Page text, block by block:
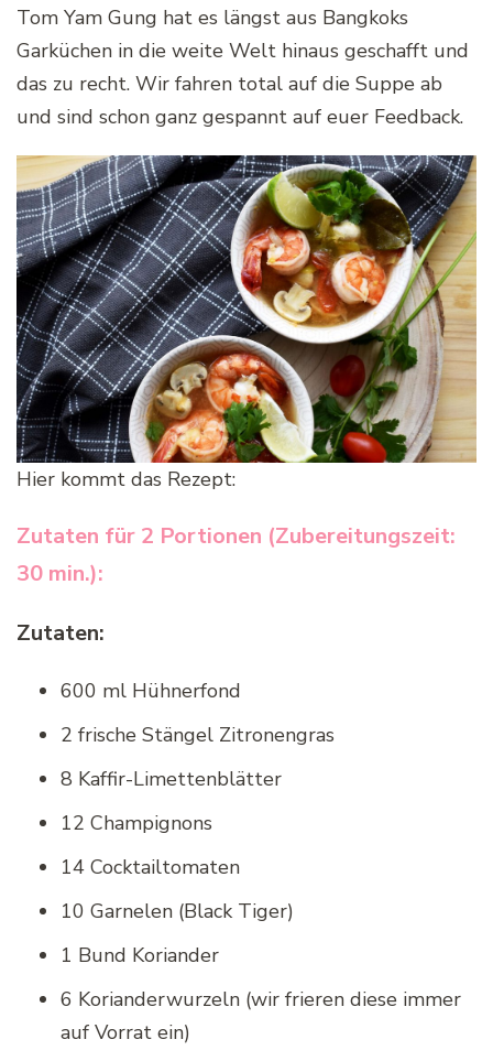
Tom Yam Gung hat es längst aus Bangkoks
Garküchen in die weite Welt hinaus geschafft und
das zu recht. Wir fahren total auf die Suppe ab
und sind schon ganz gespannt auf euer Feedback.
Hier kommt das Rezept:
Zutaten für 2 Portionen (Zubereitungszeit:
30 min.):
Zutaten:
600 ml Hühnerfond
2 frische Stängel Zitronengras
8 Kaffir-Limettenblätter
12 Champignons
14 Cocktailtomaten
10 Garnelen (Black Tiger)
1 Bund Koriander
6 Korianderwurzeln (wir frieren diese immer
auf Vorrat ein)